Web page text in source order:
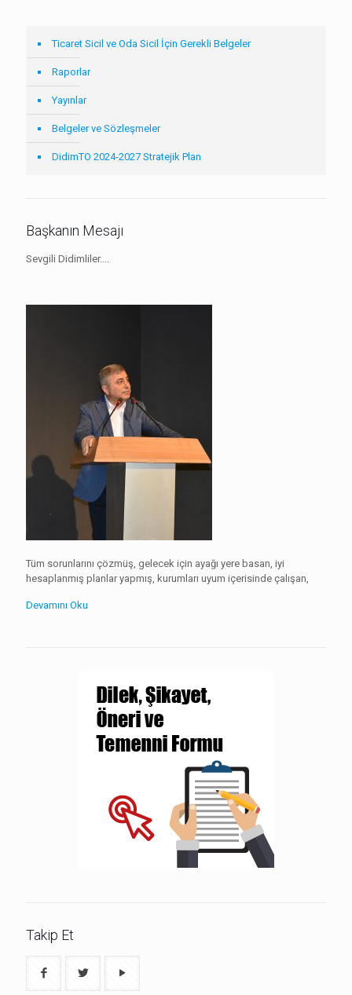
Ticaret Sicil ve Oda Sicil İçin Gerekli Belgeler
Raporlar
Yayınlar
Belgeler ve Sözleşmeler
DidimTO 2024-2027 Stratejik Plan
Başkanın Mesajı
Sevgili Didimliler….
Tüm sorunlarını çözmüş, gelecek için ayağı yere basan, iyi
hesaplanmış planlar yapmış, kurumları uyum içerisinde çalışan,
Devamını Oku
Takip Et